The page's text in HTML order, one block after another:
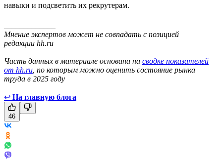
навыки и подсветить их рекрутерам.
Мнение экспертов может не совпадать с позицией
редакции hh.ru
Часть данных в материале основана на сводке показателей
от hh.ru , по которым можно оценить состояние рынка
труда в 2025 году
↩ На главную блога
46